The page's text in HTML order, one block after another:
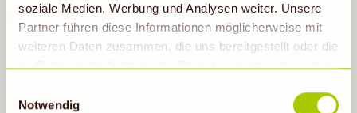
soziale Medien, Werbung und Analysen weiter. Unsere
Partner führen diese Informationen möglicherweise mit
weiteren Daten zusammen, die uns bereitgestellt oder die
im Rahmen der Nutzung der Dienste gesammelt wurden.
erhobenen Daten in den USA durch Google: Unsere
Notwendig